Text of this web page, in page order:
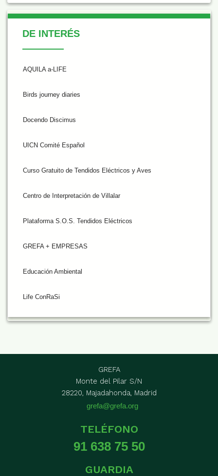
De Interés
DE INTERÉS
AQUILA a-LIFE
Birds journey diaries
Docendo Discimus
UICN Comité Español
Curso Gratuito de Tendidos Eléctricos y Aves
Centro de Interpretación de Villalar
Plataforma S.O.S. Tendidos Eléctricos
GREFA + EMPRESAS
Educación Ambiental
Life ConRaSi
GREFA
Monte del Pilar S/N
28220, Majadahonda, Madrid
grefa@grefa.org
TELÉFONO
91 638 75 50
GUARDIA